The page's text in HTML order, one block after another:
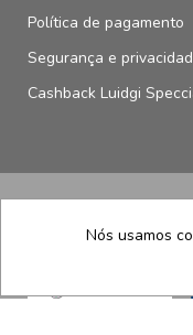
Política de pagamento
Segurança e
Cashback Luidgi
Nós usamos